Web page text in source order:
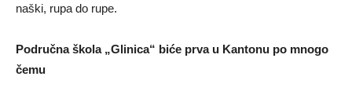
naški, rupa do rupe.
Područna škola „Glinica“ biće prva u Kantonu po mnogo
čemu